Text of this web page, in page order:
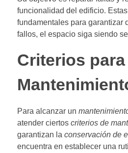
funcionalidad del edificio.
fundamentales para garantizar
fallos, el espacio siga siendo
Criterios
Para alcanzar un
atender ciertos criterios de
garantizan la conservación de
encuentra en establecer una